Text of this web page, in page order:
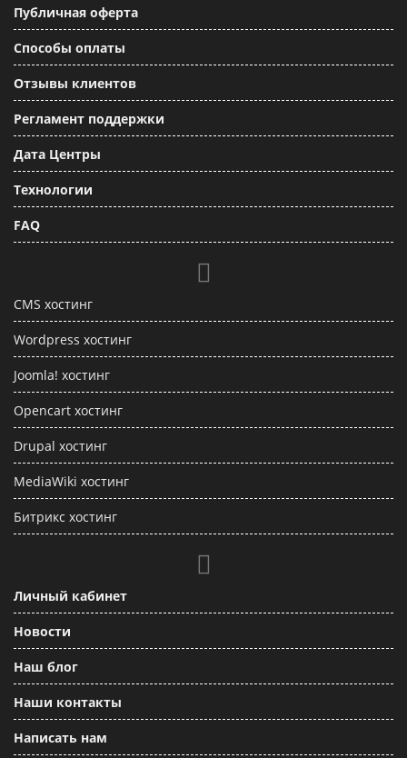
Публичная оферта
Способы оплаты
Отзывы клиентов
Регламент поддержки
Дата Центры
Технологии
FAQ
CMS хостинг
Wordpress хостинг
Joomla! хостинг
Opencart хостинг
Drupal хостинг
MediaWiki хостинг
Битрикс хостинг
Личный кабинет
Новости
Наш блог
Наши контакты
Написать нам